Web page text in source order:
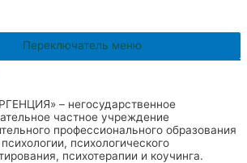
Переключатель меню
– негосударственное
частное учреждение
профессионального образования
психологического
психотерапии и коучинга.